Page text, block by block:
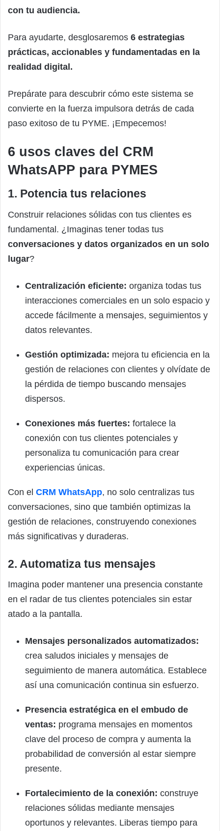
con tu audiencia.
Para ayudarte, desglosaremos 6 estrategias
prácticas, accionables y fundamentadas en la
realidad digital.
Prepárate para descubrir cómo este sistema se
convierte en la fuerza impulsora detrás de cada
paso exitoso de tu PYME. ¡Empecemos!
6 usos claves del CRM
WhatsAPP para PYMES
1. Potencia tus relaciones
Construir relaciones sólidas con tus clientes es
fundamental. ¿Imaginas tener todas tus
conversaciones y datos organizados en un solo
lugar?
Centralización eficiente: organiza todas tus
interacciones comerciales en un solo espacio y
accede fácilmente a mensajes, seguimientos y
datos relevantes.
Gestión optimizada: mejora tu eficiencia en la
gestión de relaciones con clientes y olvídate de
la pérdida de tiempo buscando mensajes
dispersos.
Conexiones más fuertes: fortalece la
conexión con tus clientes potenciales y
personaliza tu comunicación para crear
experiencias únicas.
Con el CRM WhatsApp, no solo centralizas tus
conversaciones, sino que también optimizas la
gestión de relaciones, construyendo conexiones
más significativas y duraderas.
2. Automatiza tus mensajes
Imagina poder mantener una presencia constante
en el radar de tus clientes potenciales sin estar
atado a la pantalla.
Mensajes personalizados automatizados:
crea saludos iniciales y mensajes de
seguimiento de manera automática. Establece
así una comunicación continua sin esfuerzo.
Presencia estratégica en el embudo de
ventas: programa mensajes en momentos
clave del proceso de compra y aumenta la
probabilidad de conversión al estar siempre
presente.
Fortalecimiento de la conexión: construye
relaciones sólidas mediante mensajes
oportunos y relevantes. Liberas tiempo para